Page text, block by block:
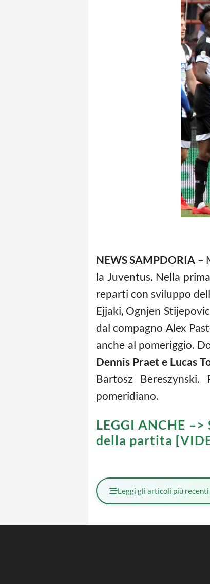
NEWS SAMPDORIA –
la Juventus. Nella
reparti con sviluppo
Ejjaki, Ognjen
dal compagno Alex
anche al pomeriggio.
Dennis Praet e Lucas
Bartosz
pomeridiano.
LEGGI ANCHE –>
della partita
Leggi gli articoli più recenti